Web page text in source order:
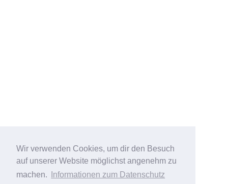
Wir verwenden Cookies, um dir den Besuch
auf unserer Website möglichst angenehm zu
machen.
Informationen zum Datenschutz